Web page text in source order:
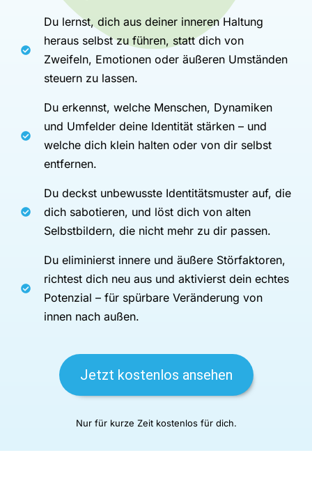
Du lernst, dich aus deiner inneren Haltung
heraus selbst zu führen, statt dich von
Zweifeln, Emotionen oder äußeren Umständen
steuern zu lassen.
Du erkennst, welche Menschen, Dynamiken
und Umfelder deine Identität stärken – und
welche dich klein halten oder von dir selbst
entfernen.
Du deckst unbewusste Identitätsmuster auf, die
dich sabotieren, und löst dich von alten
Selbstbildern, die nicht mehr zu dir passen.
Du eliminierst innere und äußere Störfaktoren,
richtest dich neu aus und aktivierst dein echtes
Potenzial – für spürbare Veränderung von
innen nach außen.
Jetzt kostenlos ansehen
Nur für kurze Zeit kostenlos für dich.